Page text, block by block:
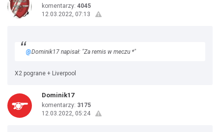
komentarzy: 4045
12.03.2022, 07:13
@Dominik17 napisał: "Za remis w meczu *"
X2 pograne + Liverpool
Dominik17
komentarzy: 3175
12.03.2022, 05:24